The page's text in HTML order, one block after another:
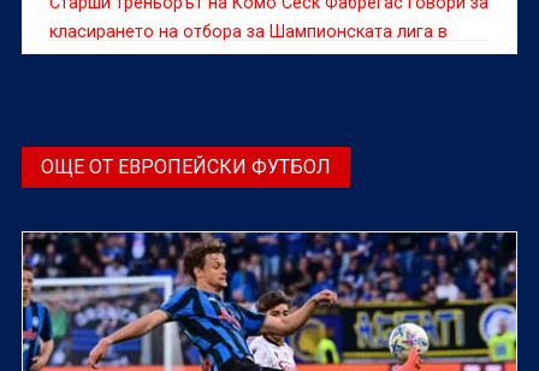
класирането на отбора за Шампионската лига в
края на сезон 2025/26.
ОЩЕ ОТ ЕВРОПЕЙСКИ ФУТБОЛ